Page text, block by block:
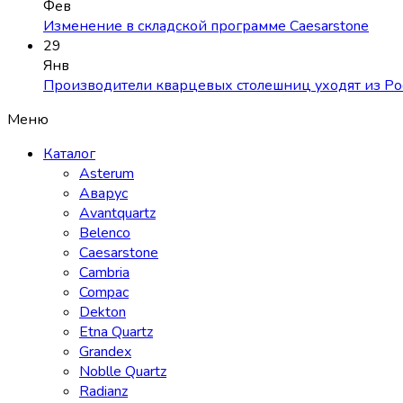
Фев
Изменение в складской программе Caesarstone
29
Янв
Производители кварцевых столешниц уходят из
Меню
Каталог
Asterum
Аварус
Avantquartz
Belenco
Caesarstone
Cambria
Compac
Dekton
Etna Quartz
Grandex
Noblle Quartz
Radianz